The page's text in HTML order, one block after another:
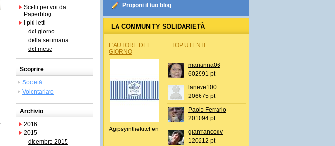
Scelti per voi da
Paperblog
I più letti
del giorno
della settimana
del mese
Scoprire
Società
Volontariato
Archivio
2016
2015
dicembre 2015
Proponi il tuo blog
LA COMMUNITY SOLIDARIETÀ
L'AUTORE DEL
GIORNO
Agipsyinthekitchen
TOP UTENTI
marianna06
602991 pt
laneve100
206675 pt
Paolo Ferrario
201094 pt
gianfrancodv
120212 pt